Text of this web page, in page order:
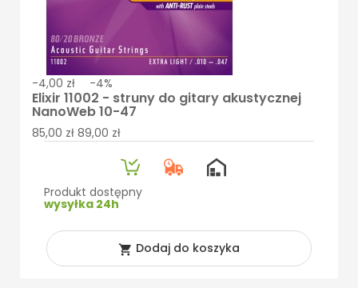
-4,00 zł -4%
Elixir 11002 - struny do gitary akustycznej
NanoWeb 10-47
85,00 zł 89,00 zł
Produkt dostępny
wysyłka 24h
 Dodaj do koszyka